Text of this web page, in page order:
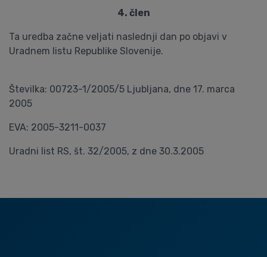
4. člen
Ta uredba začne veljati naslednji dan po objavi v
Uradnem listu Republike Slovenije.
Številka: 00723-1/2005/5 Ljubljana, dne 17. marca
2005
EVA: 2005-3211-0037
Uradni list RS, št. 32/2005, z dne 30.3.2005